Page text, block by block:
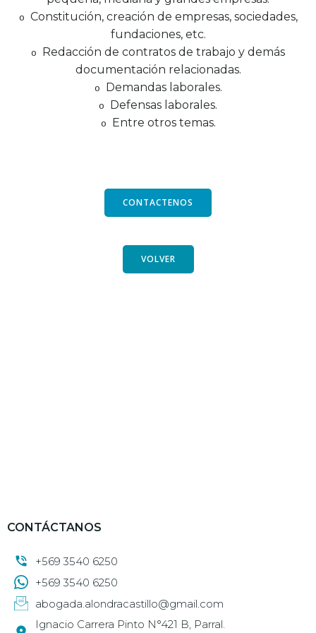
o Constitución, creación de empresas, sociedades,
fundaciones, etc.
o Redacción de contratos de trabajo y demás
documentación relacionadas.
o Demandas laborales.
o Defensas laborales.
o Entre otros temas.
CONTACTENOS
VOLVER
CONTÁCTANOS
+569 3540 6250
+569 3540 6250
abogada.alondracastillo@gmail.com
Ignacio Carrera Pinto N°421 B, Parral.